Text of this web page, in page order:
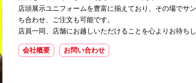
店頭展示ユニフォームを豊富に揃えており、その場でサ
ち合わせ、ご注文も可能です。
店員一同、店舗にお越しいただけることを心よりお待ちし
会社概要 お問い合わせ